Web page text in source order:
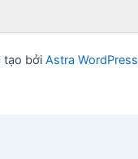
tạo bởi Astra WordPress